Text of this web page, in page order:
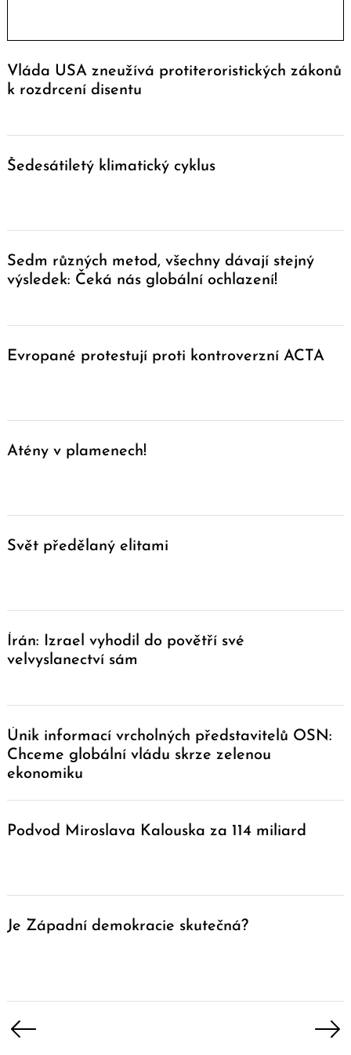
Vláda USA zneužívá protiteroristických zákonů
k rozdrcení disentu
Šedesátiletý klimatický cyklus
Sedm různých metod, všechny dávají stejný
výsledek: Čeká nás globální ochlazení!
Evropané protestují proti kontroverzní ACTA
Atény v plamenech!
Svět předělaný elitami
Írán: Izrael vyhodil do povětří své
velvyslanectví sám
Únik informací vrcholných představitelů OSN:
Chceme globální vládu skrze zelenou
ekonomiku
Podvod Miroslava Kalouska za 114 miliard
Je Západní demokracie skutečná?
pro